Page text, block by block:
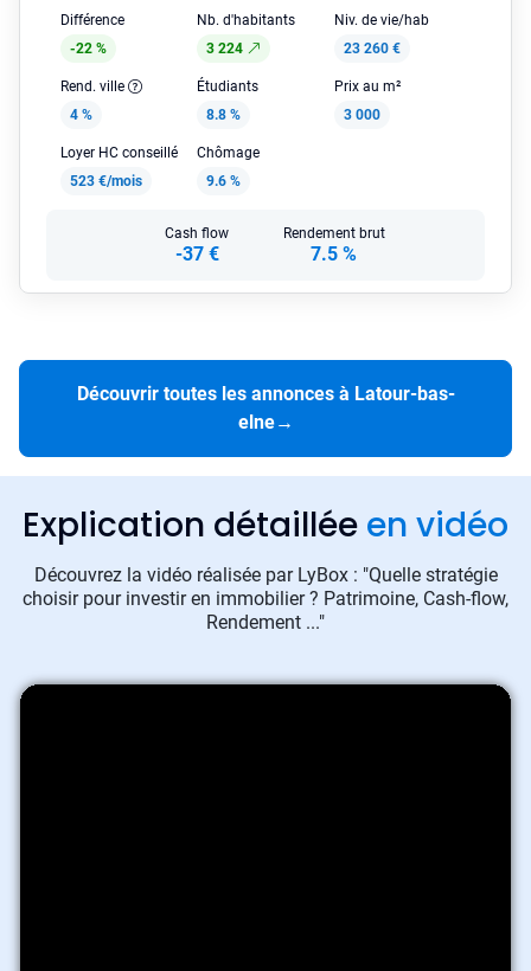
Différence
-22 %
Nb. d'habitants
3 224
Niv. de vie/hab
23 260 €
Rend. ville
4 %
Étudiants
8.8 %
Prix au m²
3 000
Loyer HC conseillé
523 €/mois
Chômage
9.6 %
Cash flow
-37 €
Rendement brut
7.5 %
Découvrir toutes les annonces à Latour-bas-
elne→
Explication détaillée en vidéo
Découvrez la vidéo réalisée par LyBox : "Quelle stratégie
choisir pour investir en immobilier ? Patrimoine, Cash-flow,
Rendement ..."